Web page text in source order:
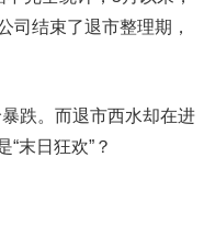
司结束了退市整理期，
跌。而退市西水却在进
末日狂欢”？